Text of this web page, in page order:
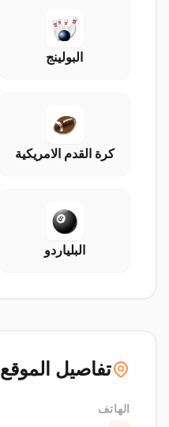
البولينج
كرة القدم الامريكية
البلياردو
تفاصيل الموقع
الهاتف